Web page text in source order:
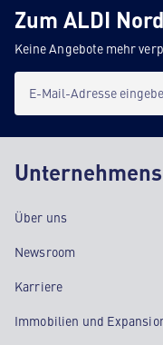
Zum ALDI
Keine Angebote mehr
E-Mail-Adresse
Über uns
Newsroom
Karriere
Immobilien und